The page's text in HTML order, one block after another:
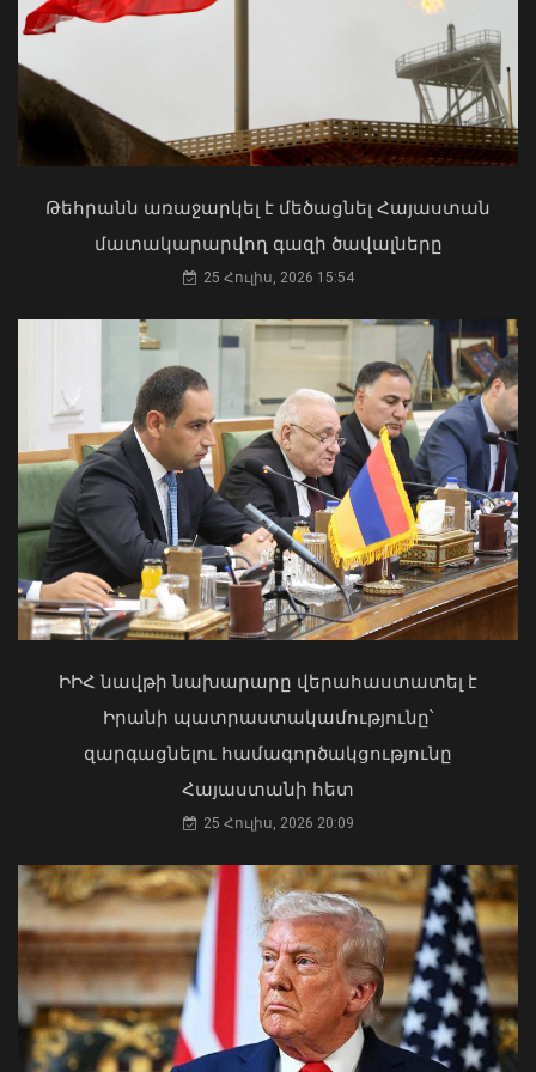
Վթար Լոռու մարզում․ փրկարարները
վարորդին դուրս են բերել
06 Օգոստոս, 2026 22:09
Փոփոխություններ են կատարվել
երթուղիներում
06 Օգոստոս, 2026 21:47
Մկրտության արարողությունից հետո
Արտաշատում 14 մարդ թունավորման
ախտանիշներով դիմել է ԲԿ. ՀՎԿԱԿ
02 Օգոստոս, 2026 15:06
«Ուժեղ Հայաստան»-ը դեմ է
քվեարկելու ԱԺ նախագահի
պաշտոնում Ռուբեն Ռուբինյանի
03 Օգոստոս, 2026 13:13
Քաղաքացիները, Սևանի
ջրափրկարարներն ու Ճամբարակի
Թեհրանն առաջարկել է մեծացնել Հայաստան
մատակարարվող գազի ծավալները
25 Հուլիս, 2026 15:54
ԻԻՀ նավթի նախարարը վերահաստատել է
Իրանի պատրաստակամությունը՝
զարգացնելու համագործակցությունը
Հայաստանի հետ
25 Հուլիս, 2026 20:09